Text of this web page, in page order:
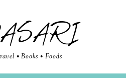
• Books • Foods